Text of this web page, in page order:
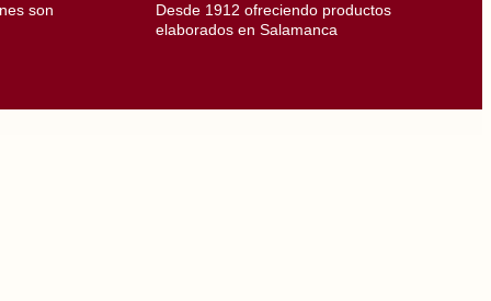
son
Desde 1912 ofreciendo productos
elaborados en Salamanca